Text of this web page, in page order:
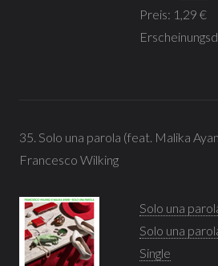
Preis: 1,29 €
35. Solo una parola (feat. Malika
Francesco Wilking
Solo una
Solo una
Single